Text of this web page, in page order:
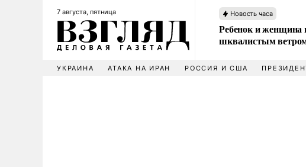
7 августа, пятница Новость часа
Ребенок и женщина
шквалистым
УКРАИНА АТАКА НА ИРАН РОССИЯ И США